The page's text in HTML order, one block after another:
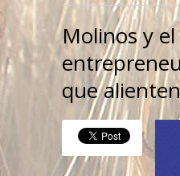
Molinos y
que